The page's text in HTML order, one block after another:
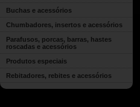
Buchas e acessórios
Chumbadores, insertos e acessórios
Parafusos, porcas, barras, hastes
roscadas e acessórios
Produtos especiais
Rebitadores, rebites e acessórios